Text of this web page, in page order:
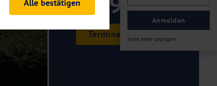
Anmelden
nicht mehr anzeigen
Termine & Preise
und Analysen. Mithilfe
Auftritts ermitteln und
es zu einer Drittlands
Daten finden Sie in unseren
Alle bestätigen